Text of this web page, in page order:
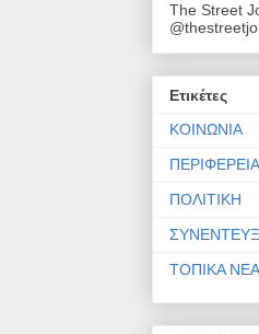
The Street
Ετικέτες
ΚΟΙΝΩΝΙΑ
ΠΕΡΙΦΕΡΕΙΑ
ΠΟΛΙΤΙΚΗ
ΤΟΠΙΚΑ ΝΕΑ